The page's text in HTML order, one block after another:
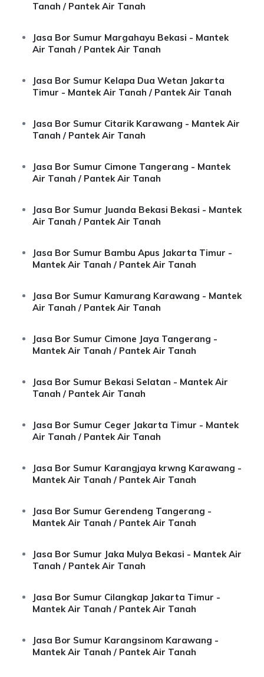
Tanah / Pantek Air Tanah
Jasa Bor Sumur Margahayu Bekasi - Mantek
Air Tanah / Pantek Air Tanah
Jasa Bor Sumur Kelapa Dua Wetan Jakarta
Timur - Mantek Air Tanah / Pantek Air Tanah
Jasa Bor Sumur Citarik Karawang - Mantek Air
Tanah / Pantek Air Tanah
Jasa Bor Sumur Cimone Tangerang - Mantek
Air Tanah / Pantek Air Tanah
Jasa Bor Sumur Juanda Bekasi Bekasi - Mantek
Air Tanah / Pantek Air Tanah
Jasa Bor Sumur Bambu Apus Jakarta Timur -
Mantek Air Tanah / Pantek Air Tanah
Jasa Bor Sumur Kamurang Karawang - Mantek
Air Tanah / Pantek Air Tanah
Jasa Bor Sumur Cimone Jaya Tangerang -
Mantek Air Tanah / Pantek Air Tanah
Jasa Bor Sumur Bekasi Selatan - Mantek Air
Tanah / Pantek Air Tanah
Jasa Bor Sumur Ceger Jakarta Timur - Mantek
Air Tanah / Pantek Air Tanah
Jasa Bor Sumur Karangjaya krwng Karawang -
Mantek Air Tanah / Pantek Air Tanah
Jasa Bor Sumur Gerendeng Tangerang -
Mantek Air Tanah / Pantek Air Tanah
Jasa Bor Sumur Jaka Mulya Bekasi - Mantek Air
Tanah / Pantek Air Tanah
Jasa Bor Sumur Cilangkap Jakarta Timur -
Mantek Air Tanah / Pantek Air Tanah
Jasa Bor Sumur Karangsinom Karawang -
Mantek Air Tanah / Pantek Air Tanah